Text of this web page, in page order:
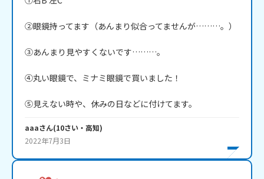
②眼鏡持ってます（あんまり似合ってませんが………。）
③あんまり見やすくないです………。
④丸い眼鏡で、ミナミ眼鏡で買いました！
⑤見えない時や、休みの日などに付けてます。
aaaさん(10さい・ 高知)
2022年7月3日